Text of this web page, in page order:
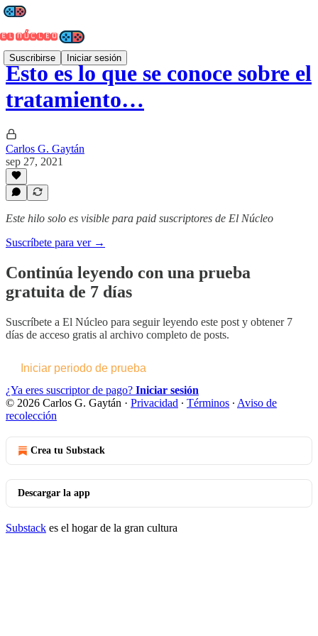
Suscribirse Iniciar sesión
Esto es lo que se conoce sobre el
tratamiento…
Carlos G. Gaytán
sep 27, 2021
Este hilo solo es visible para paid suscriptores de El Núcleo
Suscríbete para ver →
Continúa leyendo con una prueba
gratuita de 7 días
Suscríbete a El Núcleo para seguir leyendo este post y obtener 7
días de acceso gratis al archivo completo de posts.
Iniciar periodo de prueba
¿Ya eres suscriptor de pago? Iniciar sesión
© 2026 Carlos G. Gaytán · Privacidad ∙ Términos ∙ Aviso de
recolección
Crea tu Substack
Descargar la app
Substack es el hogar de la gran cultura